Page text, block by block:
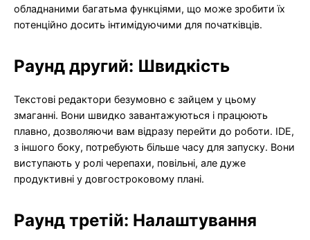
обладнаними багатьма функціями, що може зробити їх
потенційно досить інтимідуючими для початківців.
Раунд другий: Швидкість
Текстові редактори безумовно є зайцем у цьому
змаганні. Вони швидко завантажуються і працюють
плавно, дозволяючи вам відразу перейти до роботи. IDE,
з іншого боку, потребують більше часу для запуску. Вони
виступають у ролі черепахи, повільні, але дуже
продуктивні у довгостроковому плані.
Раунд третій: Налаштування